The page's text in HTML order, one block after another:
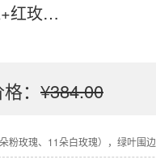
爱就爱了-33朵玫瑰花（香槟玫瑰+红玫瑰+粉玫瑰+白玫瑰）
： ¥384.00
粉玫瑰、11朵白玫瑰），绿叶围边